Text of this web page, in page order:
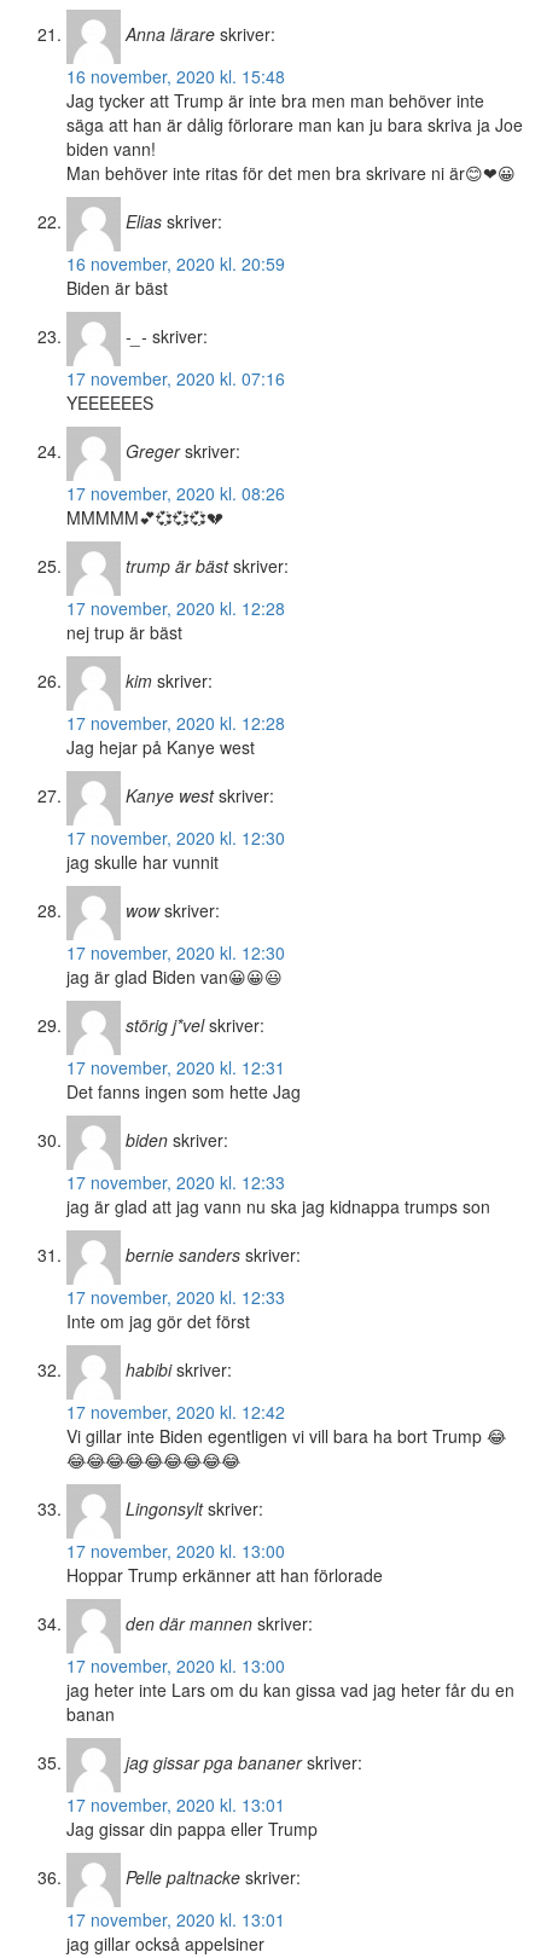
Anna lärare skriver:
16 november, 2020 kl. 15:48
Jag tycker att Trump är inte bra men man behöver inte
säga att han är dålig förlorare man kan ju bara skriva ja Joe
biden vann!
Man behöver inte ritas för det men bra skrivare ni är😊❤😀
Elias skriver:
16 november, 2020 kl. 20:59
Biden är bäst
-_- skriver:
17 november, 2020 kl. 07:16
YEEEEEES
Greger skriver:
17 november, 2020 kl. 08:26
MMMMM💕💞💞💞💔
trump är bäst skriver:
17 november, 2020 kl. 12:28
nej trup är bäst
kim skriver:
17 november, 2020 kl. 12:28
Jag hejar på Kanye west
Kanye west skriver:
17 november, 2020 kl. 12:30
jag skulle har vunnit
wow skriver:
17 november, 2020 kl. 12:30
jag är glad Biden van😀😀😃
störig j*vel skriver:
17 november, 2020 kl. 12:31
Det fanns ingen som hette Jag
biden skriver:
17 november, 2020 kl. 12:33
jag är glad att jag vann nu ska jag kidnappa trumps son
bernie sanders skriver:
17 november, 2020 kl. 12:33
Inte om jag gör det först
habibi skriver:
17 november, 2020 kl. 12:42
Vi gillar inte Biden egentligen vi vill bara ha bort Trump 😂
😂😂😂😂😂😂😂😂😂
Lingonsylt skriver:
17 november, 2020 kl. 13:00
Hoppar Trump erkänner att han förlorade
den där mannen skriver:
17 november, 2020 kl. 13:00
jag heter inte Lars om du kan gissa vad jag heter får du en
banan
jag gissar pga bananer skriver:
17 november, 2020 kl. 13:01
Jag gissar din pappa eller Trump
Pelle paltnacke skriver:
17 november, 2020 kl. 13:01
jag gillar också appelsiner